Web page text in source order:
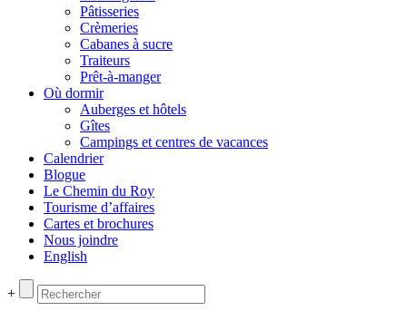
Pâtisseries
Crèmeries
Cabanes à sucre
Traiteurs
Prêt-à-manger
Où dormir
Auberges et hôtels
Gîtes
Campings et centres de vacances
Calendrier
Blogue
Le Chemin du Roy
Tourisme d’affaires
Cartes et brochures
Nous joindre
English
+